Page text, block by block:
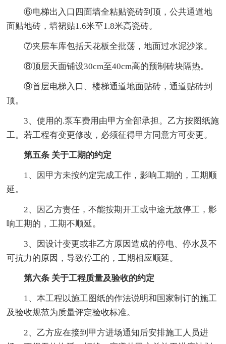
⑥电梯出入口四面墙全粘贴瓷砖到顶，公共通道地
面贴地砖，墙裙贴1.6米至1.8米高瓷砖。
⑦夹层车库包括天花板全批荡，地面过水泥沙浆。
⑧顶层天面铺设30cm至40cm高的预制砖块隔热。
⑨首层电梯入口、楼梯通道地面贴砖，通道贴砖到
顶。
3、使用的.泵车费用由甲方全部承担。乙方按图纸施
工。若工程有变更修改，必须征得甲方同意方可变更。
第五条 关于工期的约定
1、因甲方未按约定完成工作，影响工期的，工期顺
延。
2、因乙方责任，不能按期开工或中途无故停工，影
响工期的，工期不顺延。
3、因设计变更或非乙方原因造成的停电、停水及不
可抗力的原因，导致停工的，工期相应顺延。
第六条 关于工程质量及验收的约定
1、本工程以施工图纸的作法说明和国家制订的施工
及验收规范为质量评定验收标准。
2、乙方应在接到甲方进场通知后安排施工人员进